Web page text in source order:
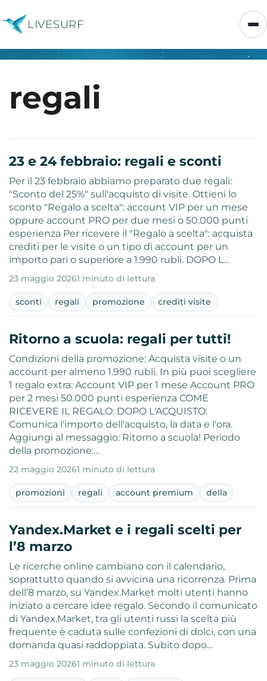
LIVESURF
regali
23 e 24 febbraio: regali e sconti
Per il 23 febbraio abbiamo preparato due regali:
"Sconto del 25%" sull'acquisto di visite. Ottieni lo
sconto "Regalo a scelta": account VIP per un mese
oppure account PRO per due mesi o 50.000 punti
esperienza Per ricevere il "Regalo a scelta": acquista
crediti per le visite o un tipo di account per un
importo pari o superiore a 1.990 rubli. DOPO L…
23 maggio 20261 minuto di lettura
sconti regali promozione crediti visite
Ritorno a scuola: regali per tutti!
Condizioni della promozione: Acquista visite o un
account per almeno 1.990 rubli. In più puoi scegliere
1 regalo extra: Account VIP per 1 mese Account PRO
per 2 mesi 50.000 punti esperienza COME
RICEVERE IL REGALO: DOPO L'ACQUISTO:
Comunica l'importo dell'acquisto, la data e l'ora.
Aggiungi al messaggio: Ritorno a scuola! Periodo
della promozione:…
22 maggio 20261 minuto di lettura
promozioni regali account premium della
Yandex.Market e i regali scelti per
l’8 marzo
Le ricerche online cambiano con il calendario,
soprattutto quando si avvicina una ricorrenza. Prima
dell’8 marzo, su Yandex.Market molti utenti hanno
iniziato a cercare idee regalo. Secondo il comunicato
di Yandex.Market, tra gli utenti russi la scelta più
frequente è caduta sulle confezioni di dolci, con una
domanda quasi raddoppiata. Subito dopo…
23 maggio 20261 minuto di lettura